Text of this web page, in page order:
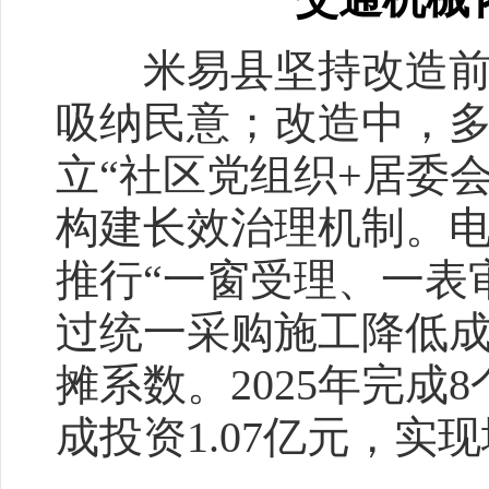
米易县坚持改造前
吸纳民意；改造中，
立“社区党组织+居委
构建长效治理机制。
推行“一窗受理、一表
过统一采购施工降低
摊系数。2025年完成
成投资1.07亿元，实